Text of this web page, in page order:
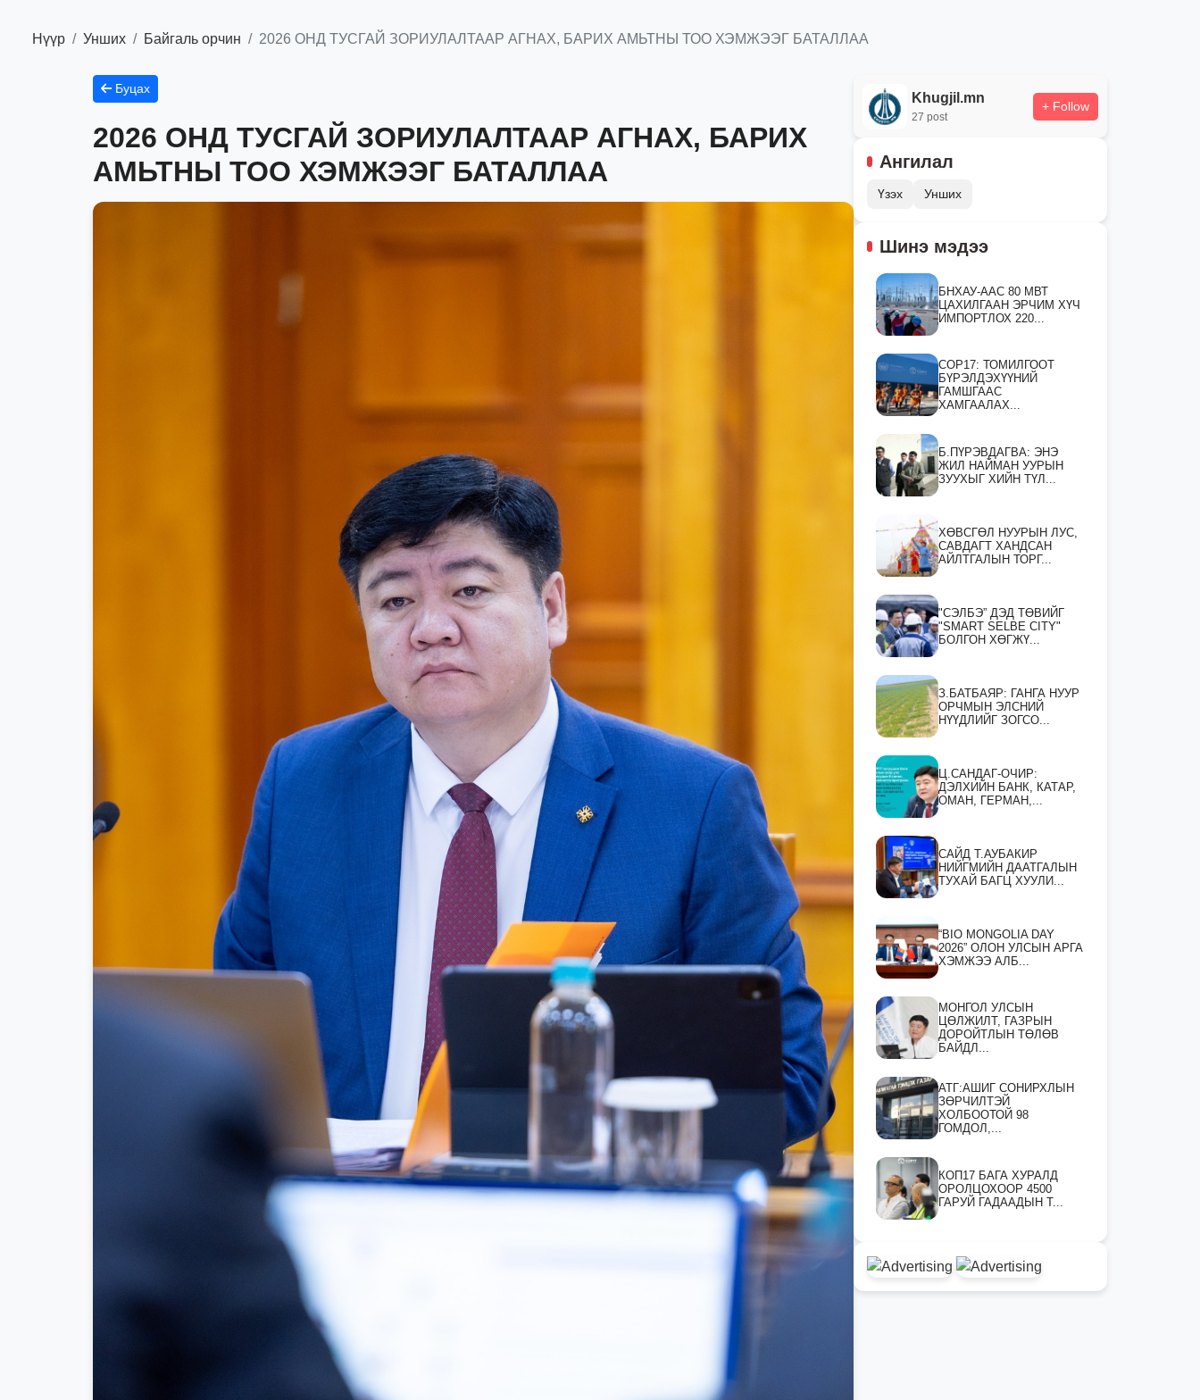
Нүүр Унших Байгаль орчин 2026 ОНД ТУСГАЙ ЗОРИУЛАЛТААР АГНАХ, БАРИХ АМЬТНЫ ТОО ХЭМЖЭЭГ БАТАЛЛАА
Буцах
2026 ОНД ТУСГАЙ ЗОРИУЛАЛТААР АГНАХ, БАРИХ
АМЬТНЫ ТОО ХЭМЖЭЭГ БАТАЛЛАА
Khugjil.mn
27 post
+ Follow
Ангилал
Үзэх Унших
Шинэ мэдээ
БНХАУ-ААС 80 МВТ
ЦАХИЛГААН ЭРЧИМ ХҮЧ
ИМПОРТЛОХ 220...
СOP17: ТОМИЛГООТ
БҮРЭЛДЭХҮҮНИЙ
ГАМШГААС
ХАМГААЛАХ...
Б.ПҮРЭВДАГВА: ЭНЭ
ЖИЛ НАЙМАН УУРЫН
ЗУУХЫГ ХИЙН ТҮЛ...
ХӨВСГӨЛ НУУРЫН ЛУС,
САВДАГТ ХАНДСАН
АЙЛТГАЛЫН ТОРГ...
"СЭЛБЭ” ДЭД ТӨВИЙГ
"SMART SELBE CITY"
БОЛГОН ХӨГЖҮ...
З.БАТБАЯР: ГАНГА НУУР
ОРЧМЫН ЭЛСНИЙ
НҮҮДЛИЙГ ЗОГСО...
Ц.САНДАГ-ОЧИР:
ДЭЛХИЙН БАНК, КАТАР,
ОМАН, ГЕРМАН,...
САЙД Т.АУБАКИР
НИЙГМИЙН ДААТГАЛЫН
ТУХАЙ БАГЦ ХУУЛИ...
“BIO MONGOLIA DAY
2026” ОЛОН УЛСЫН АРГА
ХЭМЖЭЭ АЛБ...
МОНГОЛ УЛСЫН
ЦӨЛЖИЛТ, ГАЗРЫН
ДОРОЙТЛЫН ТӨЛӨВ
БАЙДЛ...
АТГ:АШИГ СОНИРХЛЫН
ЗӨРЧИЛТЭЙ
ХОЛБООТОЙ 98
ГОМДОЛ,...
КОП17 БАГА ХУРАЛД
ОРОЛЦОХООР 4500
ГАРУЙ ГАДААДЫН Т...